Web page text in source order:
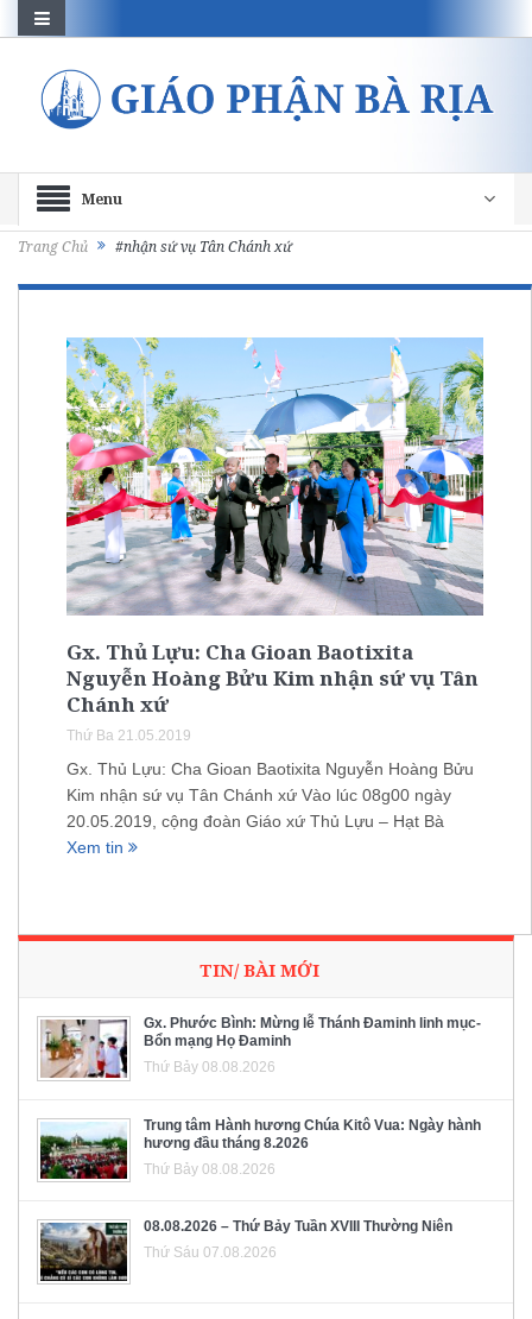
Menu
Trang Chủ #nhận sứ vụ Tân Chánh xứ
Gx. Thủ Lựu: Cha Gioan Baotixita
Nguyễn Hoàng Bửu Kim nhận sứ vụ Tân
Chánh xứ
Thứ Ba 21.05.2019
Gx. Thủ Lựu: Cha Gioan Baotixita Nguyễn Hoàng Bửu
Kim nhận sứ vụ Tân Chánh xứ Vào lúc 08g00 ngày
20.05.2019, cộng đoàn Giáo xứ Thủ Lựu – Hạt Bà
Xem tin
TIN/ BÀI MỚI
Gx. Phước Bình: Mừng lễ Thánh Đaminh linh mục-
Bổn mạng Họ Đaminh
Thứ Bảy 08.08.2026
Trung tâm Hành hương Chúa Kitô Vua: Ngày hành
hương đầu tháng 8.2026
Thứ Bảy 08.08.2026
08.08.2026 – Thứ Bảy Tuần XVIII Thường Niên
Thứ Sáu 07.08.2026